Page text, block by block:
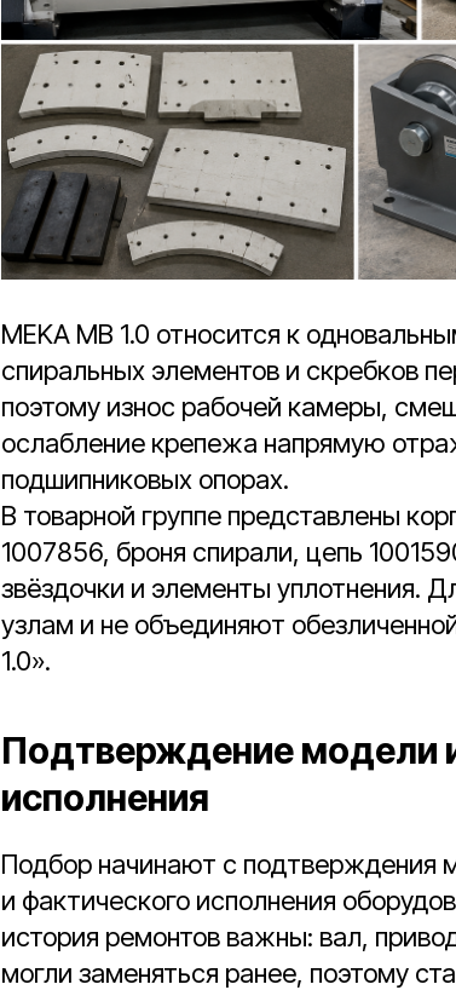
MEKA MB 1.0 относится к
спиральных элементов и скребков
поэтому износ рабочей камеры,
ослабление крепежа напрямую
подшипниковых опорах.
В товарной группе представлены
1007856, броня спирали, цепь
звёздочки и элементы уплотнения.
узлам и не объединяют
1.0».
Подтверждение модели
исполнения
Подбор начинают с подтверждения
и фактического исполнения
история ремонтов важны: вал,
могли заменяться ранее, поэтому